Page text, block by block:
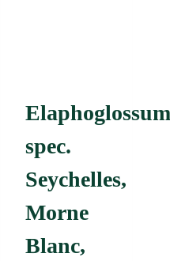
Elaphoglossum
spec.
Seychelles,
Morne
Blanc,